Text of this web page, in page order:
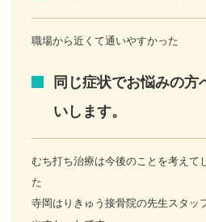
職場から近くて通いやすかった
同じ症状でお悩みの方
いします。
むち打ち治療は今後のことを考えて
た
寺岡はりきゅう接骨院の先生スタッ